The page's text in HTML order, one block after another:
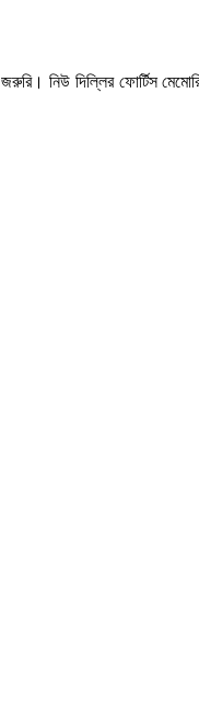
নিউ দিল্লির ফোর্টিস